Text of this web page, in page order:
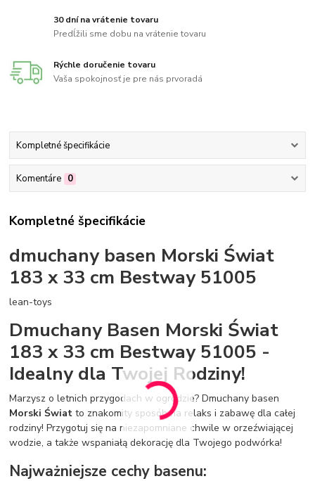
30 dní na vrátenie tovaru
Predĺžili sme dobu na vrátenie tovaru
Rýchle doručenie tovaru
Vaša spokojnosť je pre nás prvoradá
Kompletné špecifikácie
Komentáre 0
Kompletné špecifikácie
dmuchany basen Morski Świat
183 x 33 cm Bestway 51005
lean-toys
Dmuchany Basen Morski Świat
183 x 33 cm Bestway 51005 -
Idealny dla Twojej Rodziny!
Marzysz o letnich przygodach w ogrodzie? Dmuchany basen
Morski Świat to znakomity sposób na relaks i zabawę dla całej
rodziny! Przygotuj się na niezapomniane chwile w orzeźwiającej
wodzie, a także wspaniałą dekorację dla Twojego podwórka!
Najważniejsze cechy basenu: